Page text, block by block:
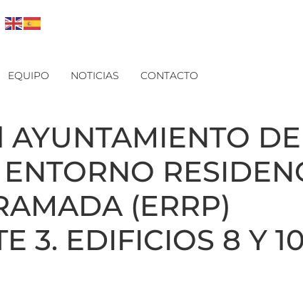
EQUIPO NOTICIAS CONTACTO
(ERRP)
3. EDIFICIOS 8 Y